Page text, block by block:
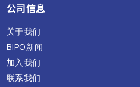
公司信息
关于我们
BIPO新闻​
加入我们
联系我们